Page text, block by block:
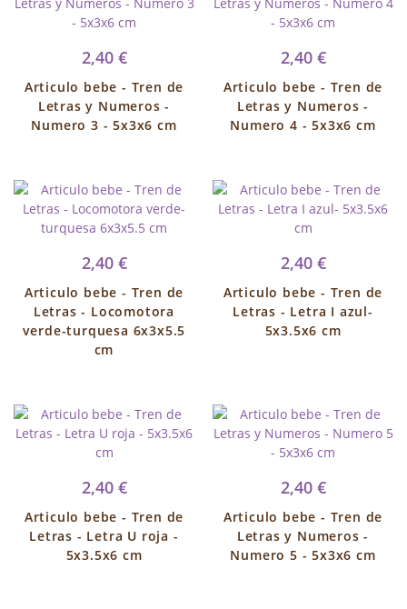
2,40 €
Articulo bebe - Tren de
Letras y Numeros -
Numero 3 - 5x3x6 cm
2,40 €
Articulo bebe - Tren de
Letras y Numeros -
Numero 4 - 5x3x6 cm
2,40 €
Articulo bebe - Tren de
Letras - Locomotora
verde-turquesa 6x3x5.5
cm
2,40 €
Articulo bebe - Tren de
Letras - Letra I azul-
5x3.5x6 cm
2,40 €
Articulo bebe - Tren de
Letras - Letra U roja -
5x3.5x6 cm
2,40 €
Articulo bebe - Tren de
Letras y Numeros -
Numero 5 - 5x3x6 cm